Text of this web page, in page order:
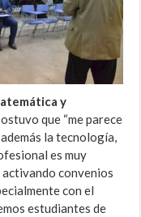
y
que “me parece
la tecnología,
es muy
convenios
con el
estudiantes de